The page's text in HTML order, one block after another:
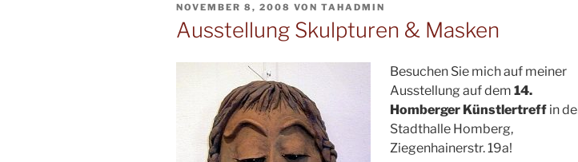
VERÖFFENTLICHT
AM
NOVEMBER 8, 2008 VON TAHADMIN
Ausstellung Skulpturen & Masken
Besuchen Sie mich auf meiner
Ausstellung auf dem 14.
Homberger Künstlertreff in
Stadthalle Homberg,
Ziegenhainerstr. 19a!